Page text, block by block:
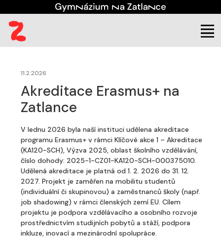
Úřední deska Projekty(aktuální)
11.2.2026
Akreditace Erasmus+ na
Zatlance
V lednu 2026 byla naší instituci udělena akreditace
programu Erasmus+ v rámci Klíčové akce 1 – Akreditace
(KA120-SCH), Výzva 2025, oblast školního vzdělávání,
číslo dohody: 2025-1-CZ01-KA120-SCH-000375010.
Udělená akreditace je platná od 1. 2. 2026 do 31. 12.
2027. Projekt je zaměřen na mobilitu studentů
(individuální či skupinovou) a zaměstnanců školy (např.
job shadowing) v rámci členských zemí EU. Cílem
projektu je podpora vzdělávacího a osobního rozvoje
prostřednictvím studijních pobytů a stáží, podpora
inkluze, inovací a mezinárodní spolupráce.